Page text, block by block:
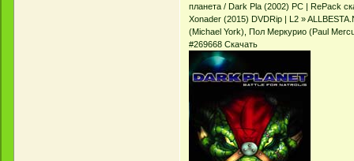
планета / Dark Pla (2002) PC | RePack
Xonader (2015) DVDRip | L2 »
(Michael York), Пол Меркурио (Paul
#269668 Скачать